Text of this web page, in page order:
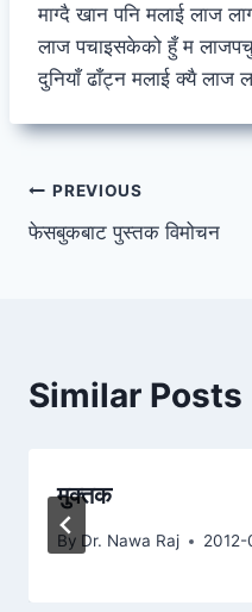
माग्दै खान पनि मलाई लाज
लाज पचाइसकेको हुँ म
दुनियाँ ढाँट्न मलाई क्यै लाज
Post
navigation
PREVIOUS
फेसबुकबाट पुस्तक विमोचन
Similar Posts
मुक्तक
By Dr. Nawa Raj